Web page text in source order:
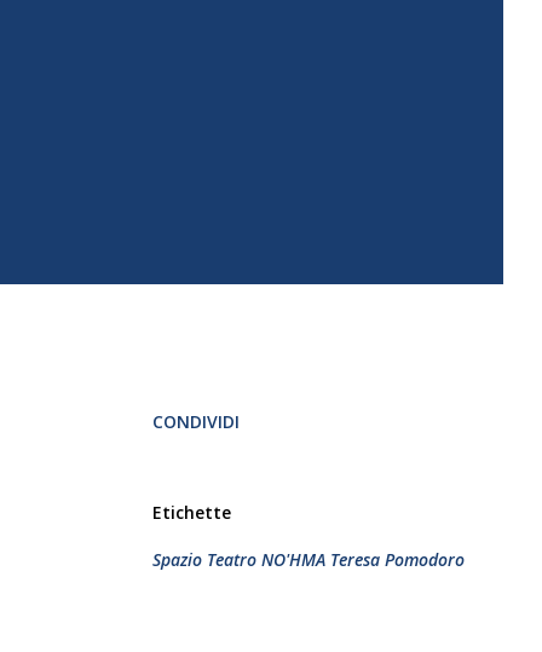
CONDIVIDI
Etichette
Spazio Teatro NO'HMA Teresa Pomodoro